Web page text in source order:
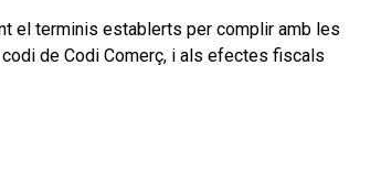
el terminis establerts per complir amb les
de Codi Comerç, i als efectes fiscals